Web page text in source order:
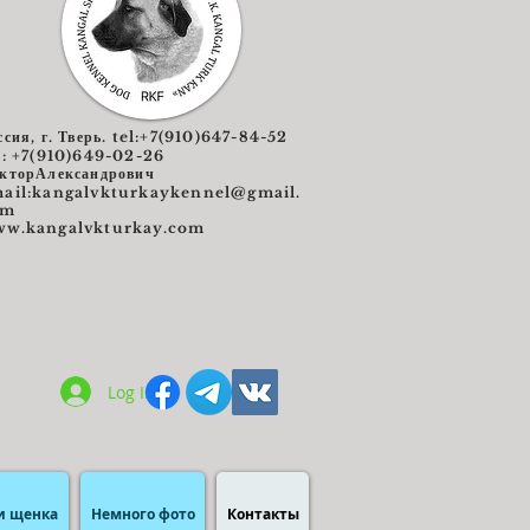
г. Тверь. tel:+7(910)647-84-52
+7(910)649-02-26
kangalvkturkaykennel@gmail.
Log In
щенка Немного фото Контакты